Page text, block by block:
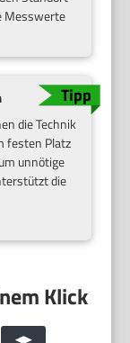
Messwerte
die Technik
festen Platz
unnötige
die